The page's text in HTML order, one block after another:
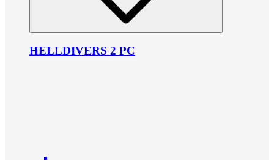
HELLDIVERS 2 PC